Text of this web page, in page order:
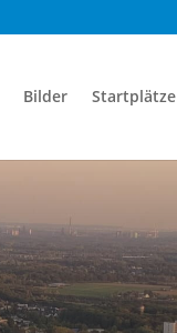
Bilder Startplätze